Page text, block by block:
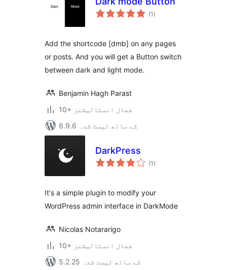
(1 مجموعی
درجہ
)
Add the shortcode [dmb] on any pages
or posts. And you will get a Button switch
between dark and light mode.
Benjamin Hagh Parast
10+ فعال انسٹالیشنز
6.9.6 کے ساتھ ٹیسٹ شدہ
DarkPress
(1 مجموعی
درجہ
)
It's a simple plugin to modify your
WordPress admin interface in DarkMode
Nicolas Notararigo
10+ فعال انسٹالیشنز
5.2.25 کے ساتھ ٹیسٹ شدہ